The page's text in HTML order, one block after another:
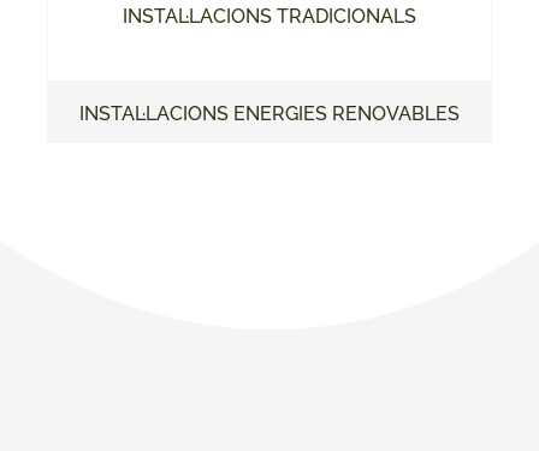
INSTAL·LACIONS TRADICIONALS
INSTAL·LACIONS ENERGIES RENOVABLES